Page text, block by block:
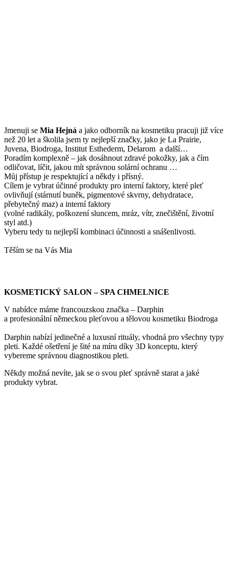
Jmenuji se Mia Hejná a jako odborník na kosmetiku pracuji již více
než 20 let a školila jsem ty nejlepší značky, jako je La Prairie,
Juvena, Biodroga, Institut Esthederm, Delarom a další…
Poradím komplexně – jak dosáhnout zdravé pokožky, jak a čím
odličovat, líčit, jakou mít správnou solární ochranu …
Můj přístup je respektující a někdy i přísný.
Cílem je vybrat účinné produkty pro interní faktory, které pleť
ovlivňují (stárnutí buněk, pigmentové skvrny, dehydratace,
přebytečný maz) a interní faktory
(volné radikály, poškození sluncem, mráz, vítr, znečištění, životní
styl atd.)
Vyberu tedy tu nejlepší kombinaci účinnosti a snášenlivosti.
Těším se na Vás Mia
KOSMETICKÝ SALON – SPA CHMELNICE
V nabídce máme francouzskou značka – Darphin
a profesionální německou pleťovou a tělovou kosmetiku Biodroga
Darphin nabízí jedinečné a luxusní rituály, vhodná pro všechny typy
pleti. Každé ošetření je šité na míru díky 3D konceptu, který
vybereme správnou diagnostikou pleti.
Někdy možná nevíte, jak se o svou pleť správně starat a jaké
produkty vybrat.